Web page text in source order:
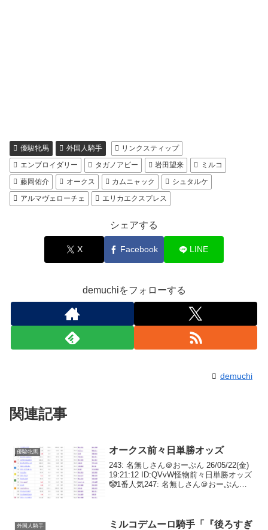
優駿牝馬 外国人騎手
リンクスティップ
エンブロイダリー
タガノアビー 岩田望来
ミルコ
藤岡佑介
オークス カムニャック
シュタルケ
アルマヴェローチェ
エリカエクスプレス
シェアする
X Facebook LINE
demuchiをフォローする
demuchi
関連記事
優駿牝馬 オークス前々日単勝オッズ
243: 名無しさん＠おーぷん 26/05/22(金)
19:21:12 ID:QVvW怪物前々日単勝オッズ
🤡1番人気247: 名無しさん＠おーぷん
外国人騎手
ミルコデムーロ騎手「『後ろすぎ